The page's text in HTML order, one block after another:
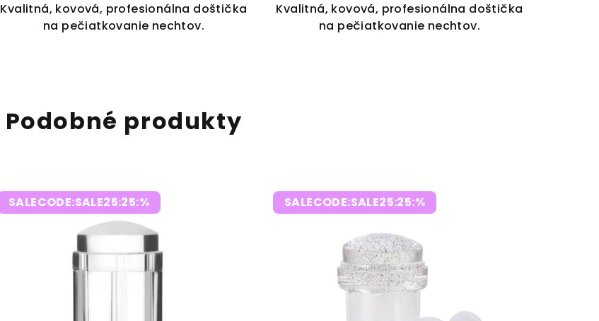
Kvalitná, kovová, profesionálna doštička
na pečiatkovanie nechtov.
Kvalitná, kovová, profesionálna doštička
na pečiatkovanie nechtov.
Podobné produkty
SALECODE:SALE25:25:% SALECODE:SALE25:25:%